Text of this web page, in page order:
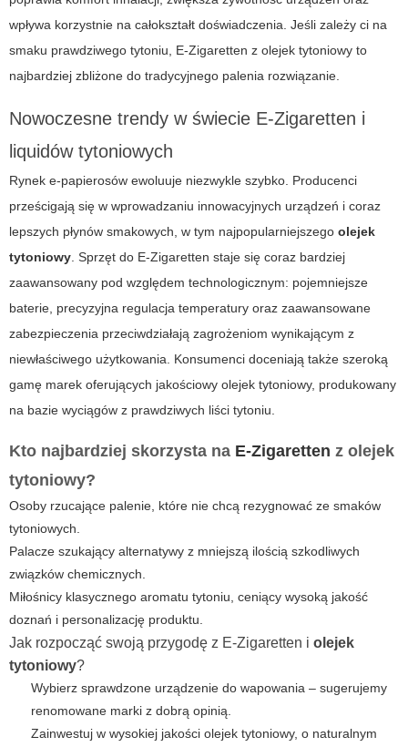
wpływa korzystnie na całokształt doświadczenia. Jeśli zależy ci na
smaku prawdziwego tytoniu, E-Zigaretten z olejek tytoniowy to
najbardziej zbliżone do tradycyjnego palenia rozwiązanie.
Nowoczesne trendy w świecie E-Zigaretten i
liquidów tytoniowych
Rynek e-papierosów ewoluuje niezwykle szybko. Producenci
prześcigają się w wprowadzaniu innowacyjnych urządzeń i coraz
lepszych płynów smakowych, w tym najpopularniejszego olejek
tytoniowy . Sprzęt do E-Zigaretten staje się coraz bardziej
zaawansowany pod względem technologicznym: pojemniejsze
baterie, precyzyjna regulacja temperatury oraz zaawansowane
zabezpieczenia przeciwdziałają zagrożeniom wynikającym z
niewłaściwego użytkowania. Konsumenci doceniają także szeroką
gamę marek oferujących jakościowy olejek tytoniowy, produkowany
na bazie wyciągów z prawdziwych liści tytoniu.
Kto najbardziej skorzysta na E-Zigaretten z olejek
tytoniowy?
Osoby rzucające palenie, które nie chcą rezygnować ze smaków
tytoniowych.
Palacze szukający alternatywy z mniejszą ilością szkodliwych
związków chemicznych.
Miłośnicy klasycznego aromatu tytoniu, ceniący wysoką jakość
doznań i personalizację produktu.
Jak rozpocząć swoją przygodę z E-Zigaretten i olejek
tytoniowy?
Wybierz sprawdzone urządzenie do wapowania – sugerujemy
renomowane marki z dobrą opinią.
Zainwestuj w wysokiej jakości olejek tytoniowy, o naturalnym